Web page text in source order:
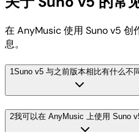
在 AnyMusic 使用 Suno v5 创
息。
1 Suno v5 与之前版本相比有什么不
2我可以在 AnyMusic 上使用 Suno